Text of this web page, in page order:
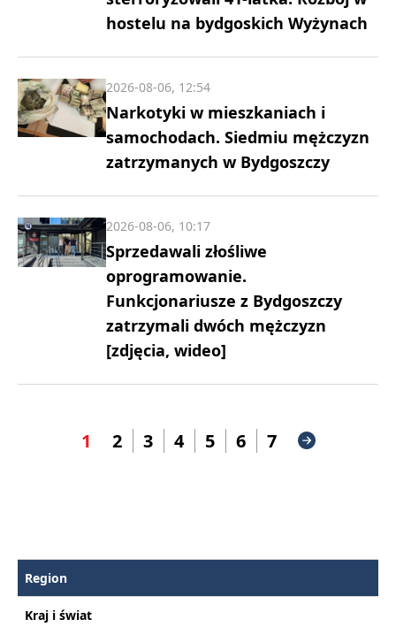
hostelu na bydgoskich Wyżynach
Narkotyki w mieszkaniach i
samochodach. Siedmiu mężczyzn
zatrzymanych w Bydgoszczy
2026-08-06, 12:54
Sprzedawali złośliwe
oprogramowanie.
Funkcjonariusze z Bydgoszczy
zatrzymali dwóch mężczyzn
[zdjęcia, wideo]
2026-08-06, 10:17
1 2 3 4 5 6 7
Region
Kraj i świat